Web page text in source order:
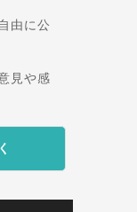
由に公
見や感